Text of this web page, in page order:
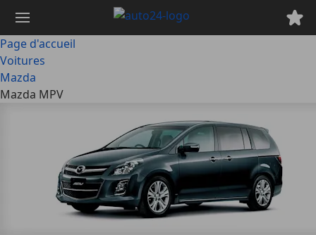
contenu
principal
Page d'accueil
Voitures
Mazda
Mazda MPV